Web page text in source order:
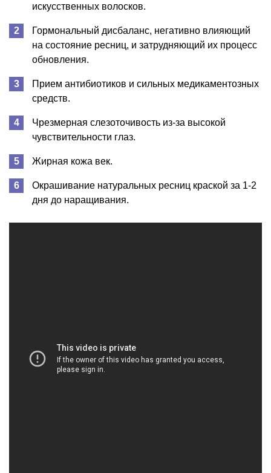
искусственных волосков.
Гормональный дисбаланс, негативно влияющий
на состояние ресниц, и затрудняющий их процесс
обновления.
Прием антибиотиков и сильных медикаментозных
средств.
Чрезмерная слезоточивость из-за высокой
чувствительности глаз.
Жирная кожа век.
Окрашивание натуральных ресниц краской за 1-2
дня до наращивания.